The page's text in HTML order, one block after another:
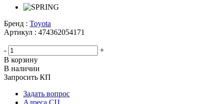
Бренд : Toyota
Артикул : 474362054171
-
+
В корзину
В наличии
Запросить КП
Задать вопрос
Адреса СЦ